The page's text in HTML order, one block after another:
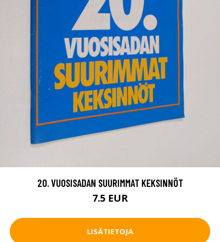
20. VUOSISADAN SUURIMMAT KEKSINNÖT
7.5 EUR
LISÄTIETOJA